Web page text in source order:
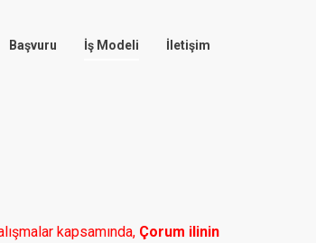
Başvuru İş Modeli İletişim
kapsamında, Çorum ilinin